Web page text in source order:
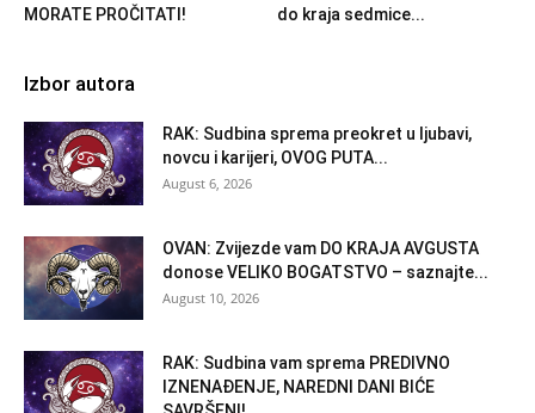
MORATE PROČITATI!
do kraja sedmice...
Izbor autora
RAK: Sudbina sprema preokret u ljubavi,
novcu i karijeri, OVOG PUTA...
August 6, 2026
OVAN: Zvijezde vam DO KRAJA AVGUSTA
donose VELIKO BOGATSTVO – saznajte...
August 10, 2026
RAK: Sudbina vam sprema PREDIVNO
IZNENAĐENJE, NAREDNI DANI BIĆE